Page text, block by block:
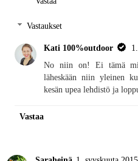
Vastaukset
Kati 100%outdoor
No niin on! Ei tämä
läheskään niin yleinen
kesän upea lehdistö ja
Vastaa